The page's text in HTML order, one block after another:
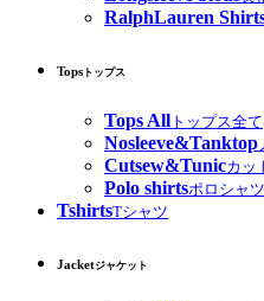
RalphLauren
Tops トップス
Tops All トップス全て
Nosleeve&Tanktop
Cutsew&Tunicカッ
Polo shirtsポロシャツ
TshirtsTシャツ
Jacketジャケット